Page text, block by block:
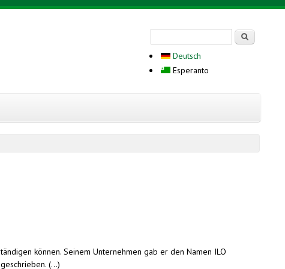
Deutsch
Esperanto
können. Seinem Unternehmen gab er den Namen ILO
(...)